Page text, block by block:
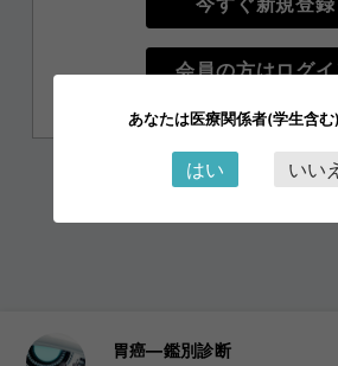
会員の方はログ
胃癌―鑑別診断
あなたは医療関係者(学生含む
はい いいえ